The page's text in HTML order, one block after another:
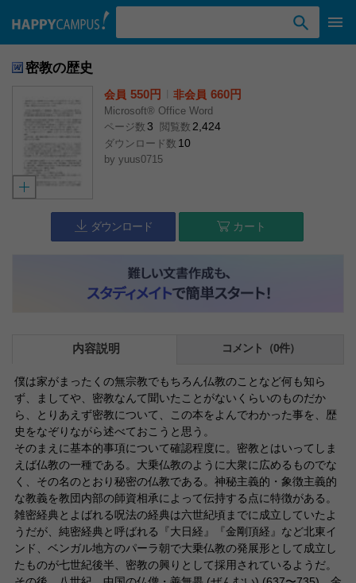
密教の歴史
会員 550円 非会員 660円
Microsoft® Office Word
ページ数 3 閲覧数 2,424
ダウンロード数 10
by yuus0715
ダウンロード カート
内容説明 コメント（0件）
僕は家がまったくの無宗教でもちろん仏教のことなど何も知ら
ず、ましてや、密教なんて聞いたことがないくらいのものだか
ら、とりあえず密教について、この本をよんでわかった事を、歴
史をなぞりながら述べておこうと思う。
そのまえに基本的事項について確認程度に。密教とはいってしま
えば仏教の一種である。大乗仏教のように大衆に広めるものでな
く、その名のとおり秘密の仏教である。神秘主義的・象徴主義的
な教義を教団内部の師資相承によって伝持する点に特徴がある。
雑密経典とよばれる呪法の経典は六世紀頃までに成立していたよ
うだが、純密経典と呼ばれる『大日経』『金剛頂経』など北東イ
ンド、ベンガル地方のパーラ朝で大乗仏教の発展形として成立し
たものが七世紀後半、密教の興りとして採用されているようだ。